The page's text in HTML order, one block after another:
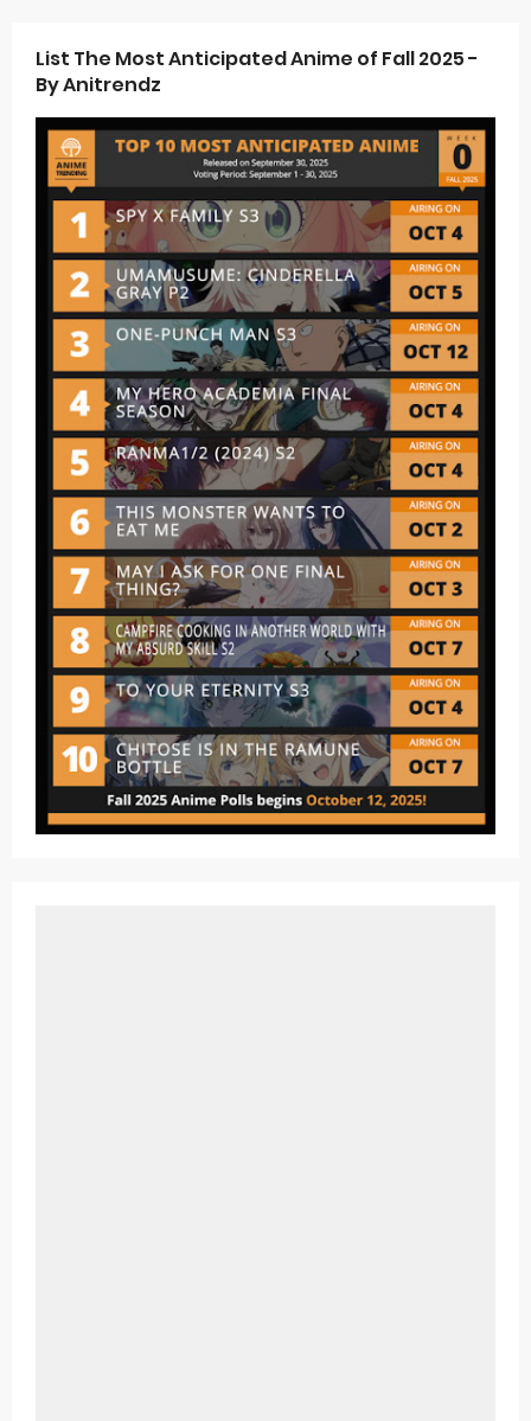
List The Most Anticipated Anime of Fall 2025 -
By Anitrendz